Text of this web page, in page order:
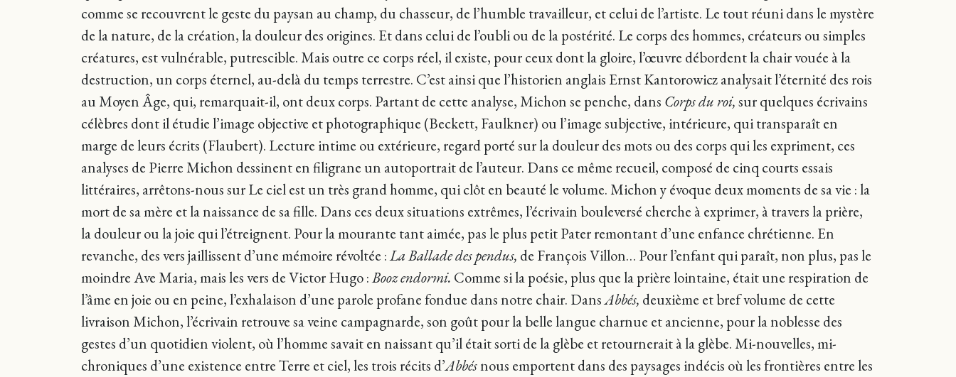
comme se recouvrent le geste du paysan au champ, du chasseur, de l’humble travailleur, et celui de l’artiste. Le tout réuni dans le mystère
de la nature, de la création, la douleur des origines. Et dans celui de l’oubli ou de la postérité. Le corps des hommes, créateurs ou simples
créatures, est vulnérable, putrescible. Mais outre ce corps réel, il existe, pour ceux dont la gloire, l’œuvre débordent la chair vouée à la
destruction, un corps éternel, au-delà du temps terrestre. C’est ainsi que l’historien anglais Ernst Kantorowicz analysait l’éternité des rois
au Moyen Âge, qui, remarquait-il, ont deux corps. Partant de cette analyse, Michon se penche, dans Corps du roi,sur quelques écrivains
célèbres dont il étudie l’image objective et photographique (Beckett, Faulkner) ou l’image subjective, intérieure, qui transparaît en
marge de leurs écrits (Flaubert). Lecture intime ou extérieure, regard porté sur la douleur des mots ou des corps qui les expriment, ces
analyses de Pierre Michon dessinent en filigrane un autoportrait de l’auteur. Dans ce même recueil, composé de cinq courts essais
littéraires, arrêtons-nous sur Le ciel est un très grand homme, qui clôt en beauté le volume. Michon y évoque deux moments de sa vie : la
mort de sa mère et la naissance de sa fille. Dans ces deux situations extrêmes, l’écrivain bouleversé cherche à exprimer, à travers la prière,
la douleur ou la joie qui l’étreignent. Pour la mourante tant aimée, pas le plus petit Pater remontant d’une enfance chrétienne. En
revanche, des vers jaillissent d’une mémoire révoltée :La Ballade des pendus, de François Villon… Pour l’enfant qui paraît, non plus, pas le
moindre Ave Maria, mais les vers de Victor Hugo :Booz endormi. Comme si la poésie, plus que la prière lointaine, était une respiration de
l’âme en joie ou en peine, l’exhalaison d’une parole profane fondue dans notre chair. DansAbbés, deuxième et bref volume de cette
livraison Michon, l’écrivain retrouve sa veine campagnarde, son goût pour la belle langue charnue et ancienne, pour la noblesse des
gestes d’un quotidien violent, où l’homme savait en naissant qu’il était sorti de la glèbe et retournerait à la glèbe. Mi-nouvelles, mi-
chroniques d’une existence entre Terre et ciel, les trois récits d’Abbésnous emportent dans des paysages indécis où les frontières entre les